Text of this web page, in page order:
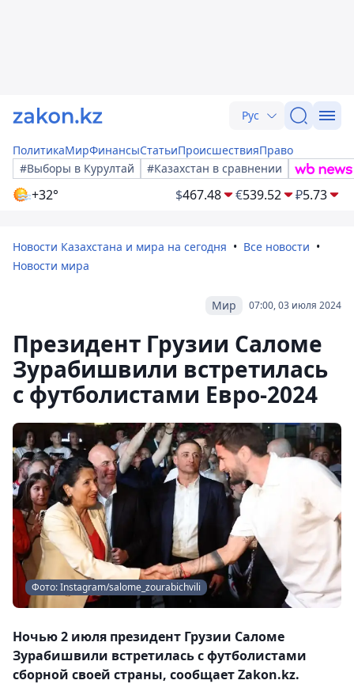
Рус
ПолитикаМирФинансыСтатьиПроисшествияПраво
#Выборы в Курултай
#Казахстан в сравнении
+32° $467.48 €539.52 ₽5.73
Новости Казахстана и мира на сегодня
Все новости
Новости мира
07:00, 03 июля 2024
Мир
Президент Грузии Саломе
Зурабишвили встретилась
с футболистами Евро-2024
Фото: Instagram/salome_zourabichvili
Ночью 2 июля президент Грузии Саломе
Зурабишвили встретилась с футболистами
сборной своей страны, сообщает Zakon.kz.